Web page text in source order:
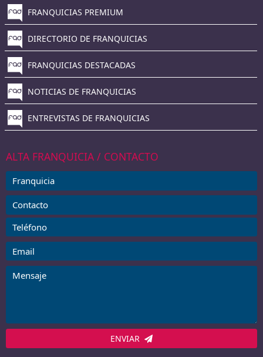
FRANQUICIAS PREMIUM
DIRECTORIO DE FRANQUICIAS
FRANQUICIAS DESTACADAS
NOTICIAS DE FRANQUICIAS
ENTREVISTAS DE FRANQUICIAS
ALTA FRANQUICIA / CONTACTO
ENVIAR